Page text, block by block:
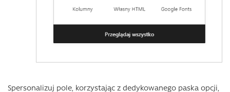
Spersonalizuj pole, korzystając z dedykowanego paska opcji,